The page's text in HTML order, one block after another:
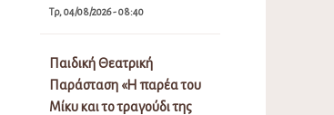
Τρ, 04/08/2026 - 08:40
Παιδική Θεατρική
Παράσταση «Η παρέα του
Μίκυ και το τραγούδι της